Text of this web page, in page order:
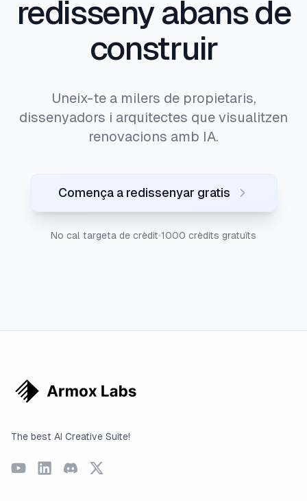
redisseny abans de
construir
Uneix-te a milers de propietaris,
dissenyadors i arquitectes que visualitzen
renovacions amb IA.
Comença a redissenyar gratis
No cal targeta de crèdit 1000 crèdits gratuïts
The best AI Creative Suite!